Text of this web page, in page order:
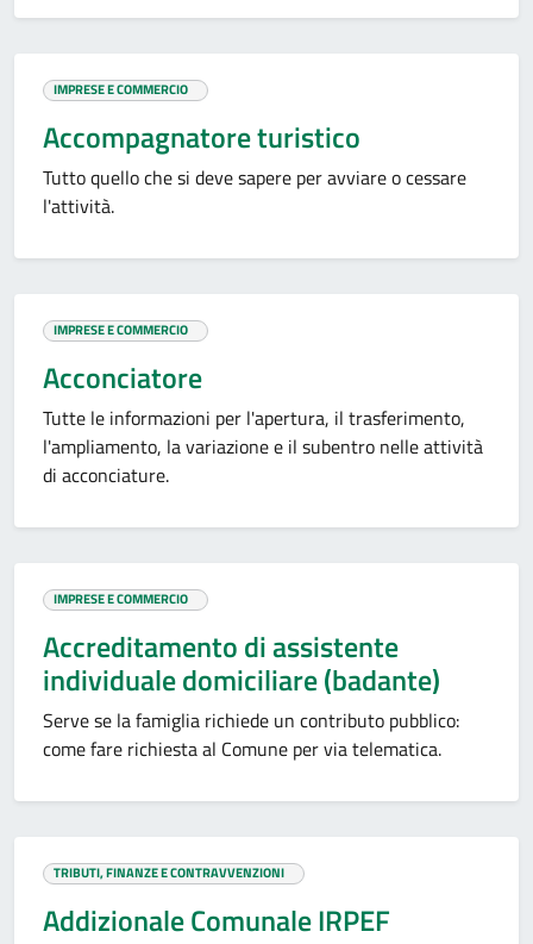
IMPRESE E COMMERCIO
Accompagnatore turistico
Tutto quello che si deve sapere per avviare o cessare
l'attività.
IMPRESE E COMMERCIO
Acconciatore
Tutte le informazioni per l'apertura, il trasferimento,
l'ampliamento, la variazione e il subentro nelle attività
di acconciature.
IMPRESE E COMMERCIO
Accreditamento di assistente
individuale domiciliare (badante)
Serve se la famiglia richiede un contributo pubblico:
come fare richiesta al Comune per via telematica.
TRIBUTI, FINANZE E CONTRAVVENZIONI
Addizionale Comunale IRPEF